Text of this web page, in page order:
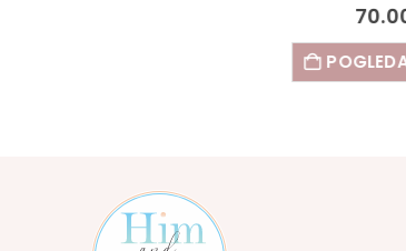
POGLEDAJTE OPCIJE